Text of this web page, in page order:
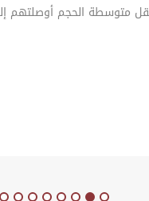
متوسطة الحجم أوصلتهم